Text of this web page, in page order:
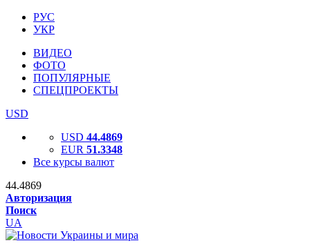
РУС
УКР
ВИДЕО
ФОТО
ПОПУЛЯРНЫЕ
СПЕЦПРОЕКТЫ
USD
USD 44.4869
EUR 51.3348
Все курсы валют
44.4869
Авторизация
Поиск
UA